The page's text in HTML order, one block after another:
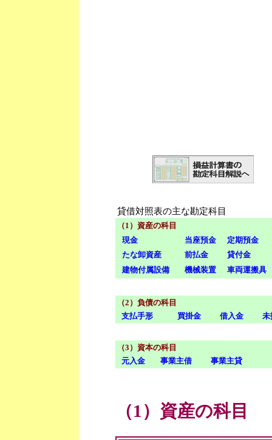
貸借対照表の主な勘定科目
（1）資産の科目
現金
当座預金
定期預金
たな卸資産
前払金
貸付金
建物付属設備
機械装置 車両運搬具
（2）負債の科目
支払手形
買掛金 借入金 未
（3）資本の科目
元入金
事業主借 事業主貸
（1）資産の科目